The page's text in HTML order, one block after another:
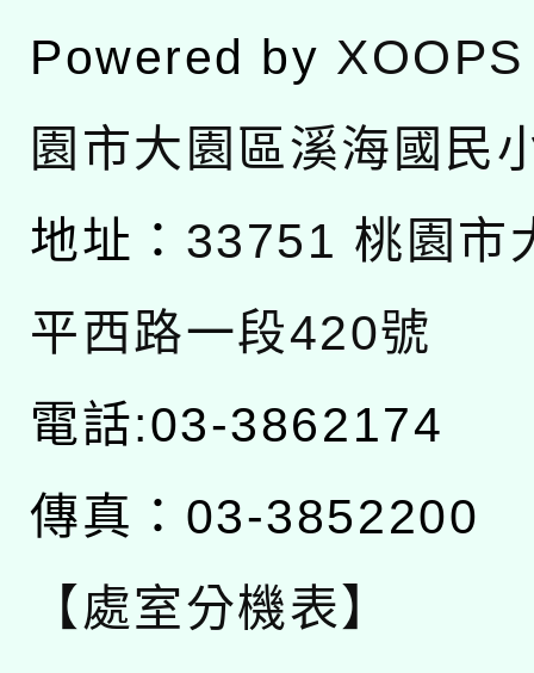
Powered by XOOPS
園市大園區溪海國民
地址： 33751 桃園市
平西路一段420號
電話:03-3862174
傳真：03-3852200
【處室分機表】